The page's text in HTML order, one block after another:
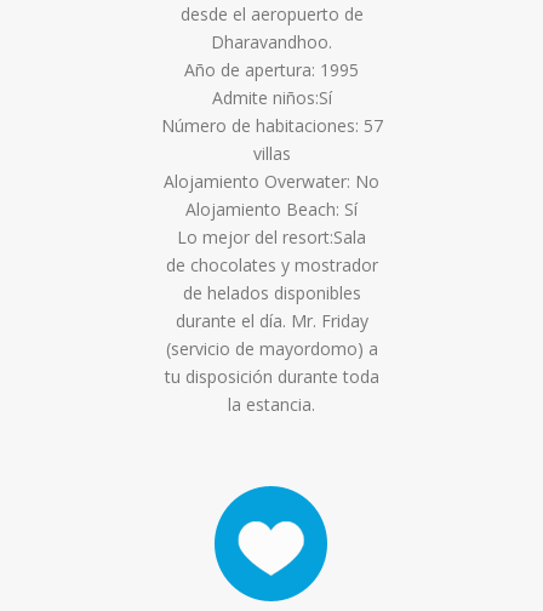
desde el aeropuerto de
Dharavandhoo.
Año de apertura: 1995
Admite niños:Sí
Número de habitaciones: 57
villas
Alojamiento Overwater: No
Alojamiento Beach: Sí
Lo mejor del resort:Sala
de chocolates y mostrador
de helados disponibles
durante el día. Mr. Friday
(servicio de mayordomo) a
tu disposición durante toda
la estancia.